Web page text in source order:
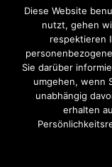
Kues-Gruppe
S-1 SONDERLAGE
Startseite
Theme by
Diese Website
nutzt, gehen
respektieren
Sie darüber
umgehen, wenn
unabhängig
erhalten